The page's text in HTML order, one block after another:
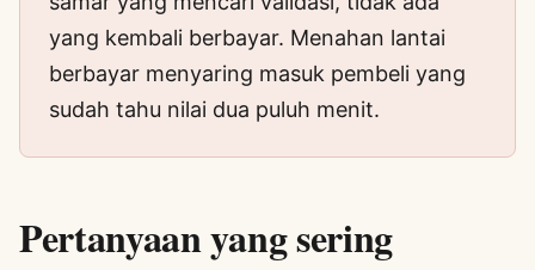
yang kembali berbayar. Menahan lantai
berbayar menyaring masuk pembeli yang
sudah tahu nilai dua puluh menit.
Pertanyaan yang sering